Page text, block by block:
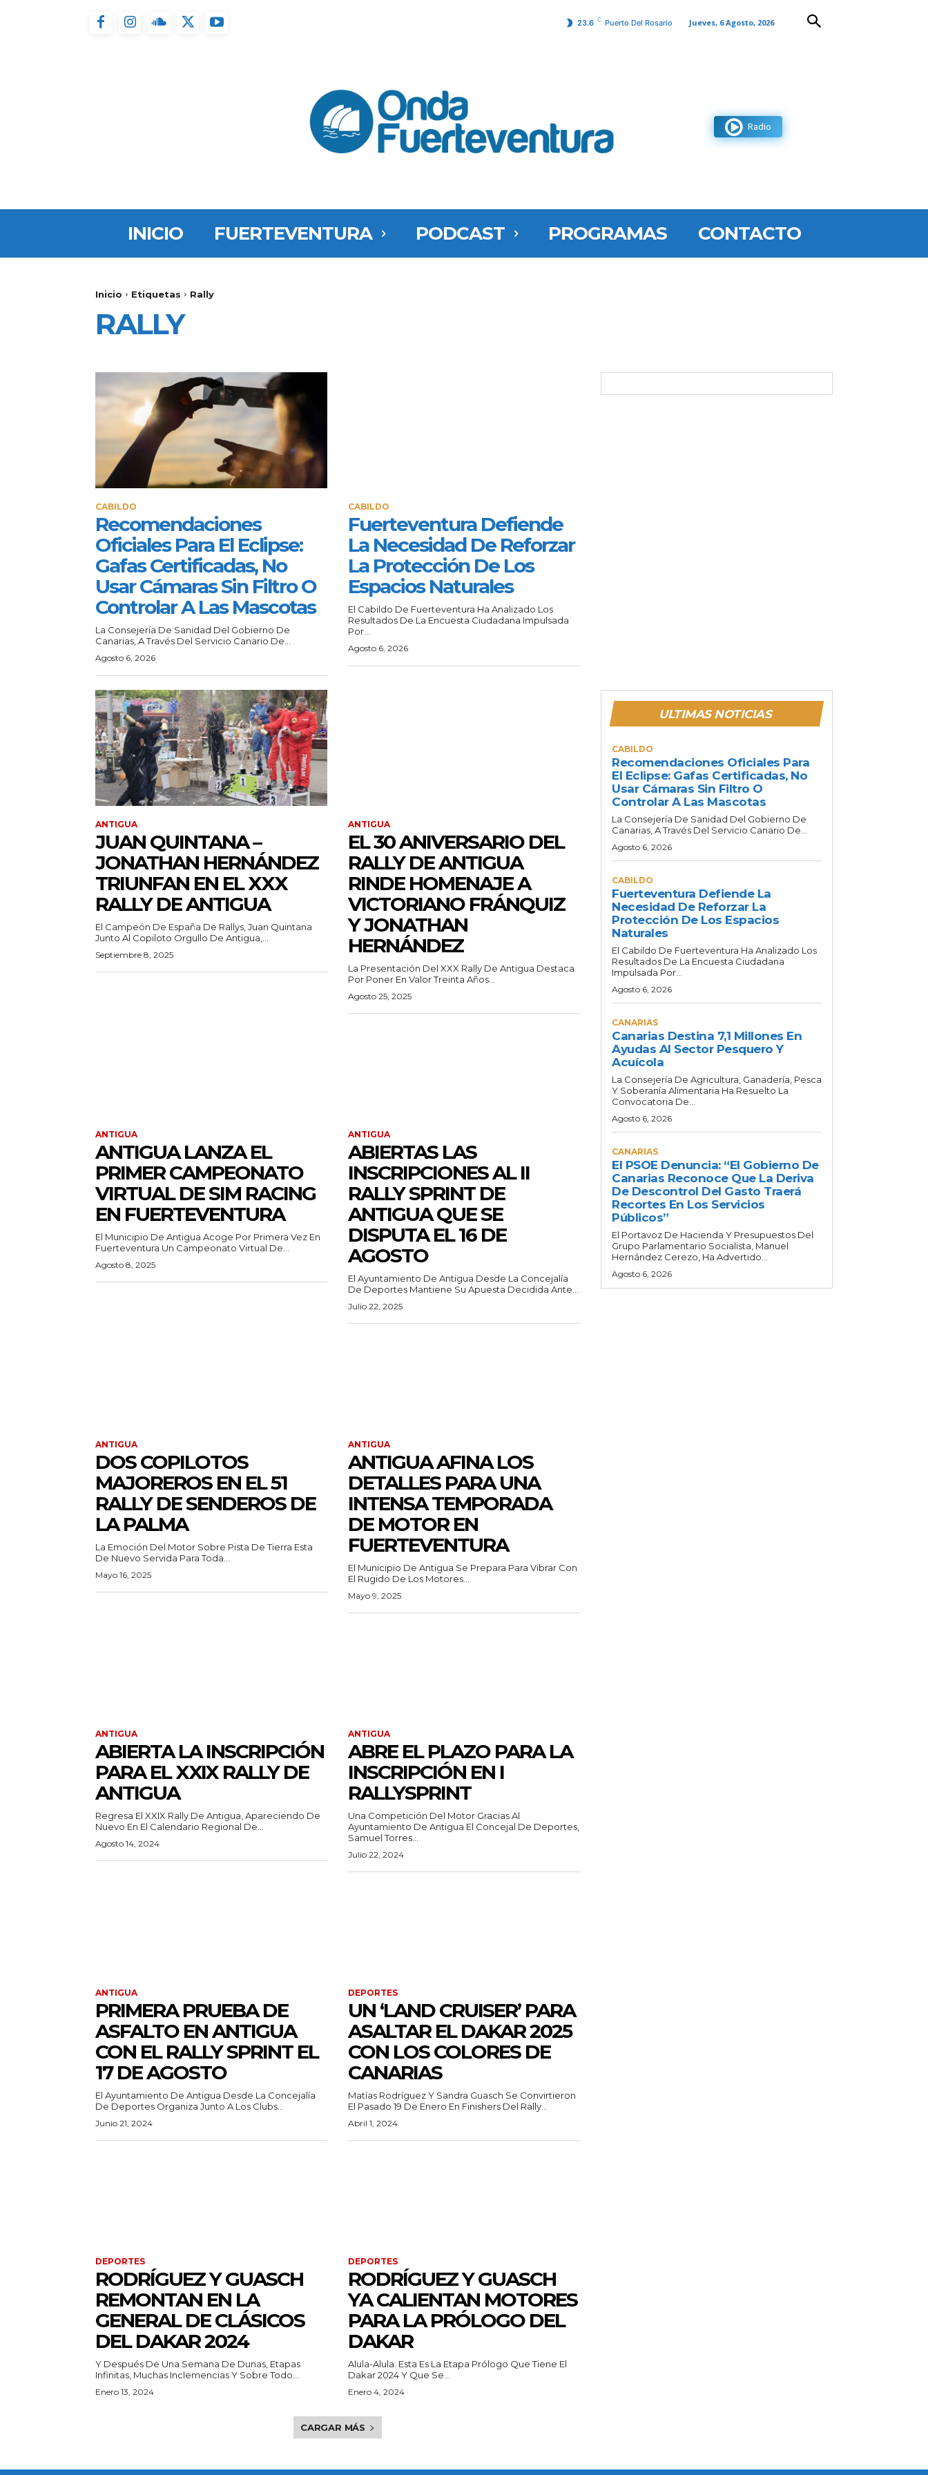
23.6 C Puerto Del Rosario Jueves, 6 Agosto, 2026
Radio
INICIO FUERTEVENTURA PODCAST PROGRAMAS CONTACTO
Inicio Etiquetas Rally
RALLY
CABILDO
Recomendaciones
Oficiales Para El Eclipse:
Gafas Certificadas, No
Usar Cámaras Sin Filtro O
Controlar A Las Mascotas
La Consejería De Sanidad Del Gobierno De
Canarias, A Través Del Servicio Canario De...
Agosto 6, 2026
CABILDO
Fuerteventura Defiende
La Necesidad De Reforzar
La Protección De Los
Espacios Naturales
El Cabildo De Fuerteventura Ha Analizado Los
Resultados De La Encuesta Ciudadana Impulsada
Por...
Agosto 6, 2026
ANTIGUA
JUAN QUINTANA –
JONATHAN HERNÁNDEZ
TRIUNFAN EN EL XXX
RALLY DE ANTIGUA
El Campeón De España De Rallys, Juan Quintana
Junto Al Copiloto Orgullo De Antigua,...
Septiembre 8, 2025
ANTIGUA
EL 30 ANIVERSARIO DEL
RALLY DE ANTIGUA
RINDE HOMENAJE A
VICTORIANO FRÁNQUIZ
Y JONATHAN
HERNÁNDEZ
La Presentación Del XXX Rally De Antigua Destaca
Por Poner En Valor Treinta Años...
Agosto 25, 2025
ANTIGUA
ANTIGUA LANZA EL
PRIMER CAMPEONATO
VIRTUAL DE SIM RACING
EN FUERTEVENTURA
El Municipio De Antigua Acoge Por Primera Vez En
Fuerteventura Un Campeonato Virtual De...
Agosto 8, 2025
ANTIGUA
ABIERTAS LAS
INSCRIPCIONES AL II
RALLY SPRINT DE
ANTIGUA QUE SE
DISPUTA EL 16 DE
AGOSTO
El Ayuntamiento De Antigua Desde La Concejalía
De Deportes Mantiene Su Apuesta Decidida Ante...
Julio 22, 2025
ANTIGUA
DOS COPILOTOS
MAJOREROS EN EL 51
RALLY DE SENDEROS DE
LA PALMA
La Emoción Del Motor Sobre Pista De Tierra Esta
De Nuevo Servida Para Toda...
Mayo 16, 2025
ANTIGUA
ANTIGUA AFINA LOS
DETALLES PARA UNA
INTENSA TEMPORADA
DE MOTOR EN
FUERTEVENTURA
El Municipio De Antigua Se Prepara Para Vibrar Con
El Rugido De Los Motores...
Mayo 9, 2025
ANTIGUA
ABIERTA LA INSCRIPCIÓN
PARA EL XXIX RALLY DE
ANTIGUA
Regresa El XXIX Rally De Antigua, Apareciendo De
Nuevo En El Calendario Regional De...
Agosto 14, 2024
ANTIGUA
ABRE EL PLAZO PARA LA
INSCRIPCIÓN EN I
RALLYSPRINT
Una Competición Del Motor Gracias Al
Ayuntamiento De Antigua El Concejal De Deportes,
Samuel Torres...
Julio 22, 2024
ANTIGUA
PRIMERA PRUEBA DE
ASFALTO EN ANTIGUA
CON EL RALLY SPRINT EL
17 DE AGOSTO
El Ayuntamiento De Antigua Desde La Concejalía
De Deportes Organiza Junto A Los Clubs...
Junio 21, 2024
DEPORTES
UN ‘LAND CRUISER’ PARA
ASALTAR EL DAKAR 2025
CON LOS COLORES DE
CANARIAS
Matías Rodríguez Y Sandra Guasch Se Convirtieron
El Pasado 19 De Enero En Finishers Del Rally...
Abril 1, 2024
DEPORTES
RODRÍGUEZ Y GUASCH
REMONTAN EN LA
GENERAL DE CLÁSICOS
DEL DAKAR 2024
Y Después De Una Semana De Dunas, Etapas
Infinitas, Muchas Inclemencias Y Sobre Todo...
Enero 13, 2024
DEPORTES
RODRÍGUEZ Y GUASCH
YA CALIENTAN MOTORES
PARA LA PRÓLOGO DEL
DAKAR
Alula-Alula. Esta Es La Etapa Prólogo Que Tiene El
Dakar 2024 Y Que Se...
Enero 4, 2024
CARGAR MÁS
ULTIMAS NOTICIAS
CABILDO
Recomendaciones Oficiales Para
El Eclipse: Gafas Certificadas, No
Usar Cámaras Sin Filtro O
Controlar A Las Mascotas
La Consejería De Sanidad Del Gobierno De
Canarias, A Través Del Servicio Canario De...
Agosto 6, 2026
CABILDO
Fuerteventura Defiende La
Necesidad De Reforzar La
Protección De Los Espacios
Naturales
El Cabildo De Fuerteventura Ha Analizado Los
Resultados De La Encuesta Ciudadana
Impulsada Por...
Agosto 6, 2026
CANARIAS
Canarias Destina 7,1 Millones En
Ayudas Al Sector Pesquero Y
Acuícola
La Consejería De Agricultura, Ganadería, Pesca
Y Soberanía Alimentaria Ha Resuelto La
Convocatoria De...
Agosto 6, 2026
CANARIAS
El PSOE Denuncia: “El Gobierno De
Canarias Reconoce Que La Deriva
De Descontrol Del Gasto Traerá
Recortes En Los Servicios
Públicos”
El Portavoz De Hacienda Y Presupuestos Del
Grupo Parlamentario Socialista, Manuel
Hernández Cerezo, Ha Advertido...
Agosto 6, 2026